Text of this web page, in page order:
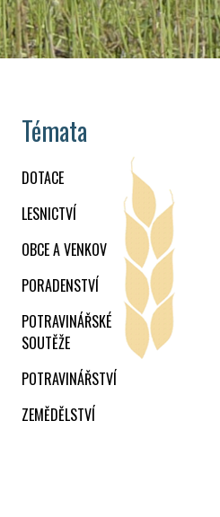
Témata
DOTACE
LESNICTVÍ
OBCE A VENKOV
PORADENSTVÍ
POTRAVINÁŘSKÉ
SOUTĚŽE
POTRAVINÁŘSTVÍ
ZEMĚDĚLSTVÍ